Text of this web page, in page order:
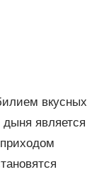
вкусных
является